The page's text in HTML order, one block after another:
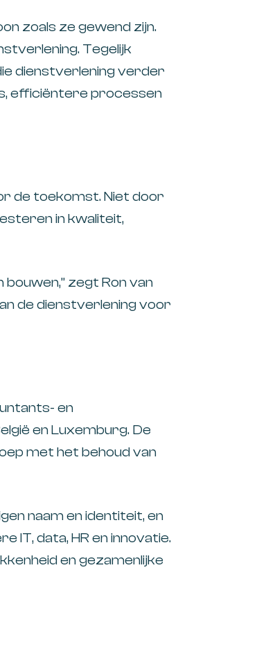
zoals ze gewend zijn.
Tegelijk
dienstverlening verder
efficiëntere processen
de toekomst. Niet door
in kwaliteit,
zegt Ron van
de dienstverlening voor
en
en Luxemburg. De
met het behoud van
naam en identiteit, en
IT, data, HR en innovatie.
en gezamenlijke